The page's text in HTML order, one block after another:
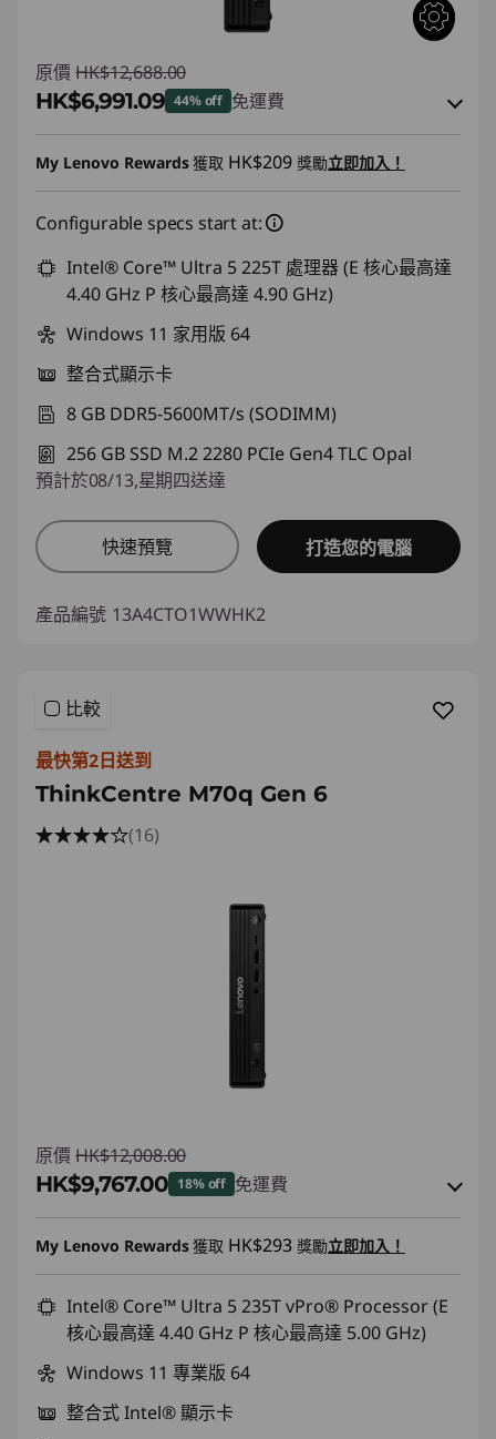
原價 HK$12,688.00
HK$6,991.09 44% off 免運費
即省 :-HK$4,620.97
eCoupon Savings :-HK$5,696.91
*Savings cannot be combined
My Lenovo Rewards獲取 HK$209 獎勵立即加入！
Configurable specs start at:
Intel® Core™ Ultra 5 225T 處理器 (E 核心最高達
4.40 GHz P 核心最高達 4.90 GHz)
Windows 11 家用版 64
整合式顯示卡
8 GB DDR5-5600MT/s (SODIMM)
256 GB SSD M.2 2280 PCIe Gen4 TLC Opal
預計於08/13,星期四送達
快速預覽 打造您的電腦
產品編號 13A4CTO1WWHK2
比較
最快第2日送到
ThinkCentre M70q Gen 6
(16)
原價 HK$12,008.00
HK$9,767.00 18% off 免運費
即省 :-HK$739.00
eCoupon Savings :-HK$2,241.00
*Savings cannot be combined
使用優惠券 : THINKAUG
My Lenovo Rewards獲取 HK$293 獎勵立即加入！
Intel® Core™ Ultra 5 235T vPro® Processor (E
核心最高達 4.40 GHz P 核心最高達 5.00 GHz)
Windows 11 專業版 64
整合式 Intel® 顯示卡